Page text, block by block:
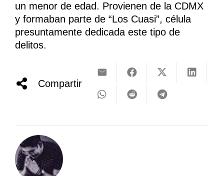
un menor de edad. Provienen de la CDMX
y formaban parte de “Los Cuasi”, célula
presuntamente dedicada este tipo de
delitos.
Compartir